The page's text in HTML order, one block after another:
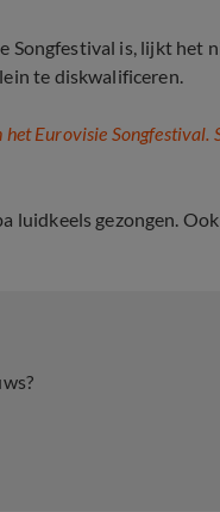
Songfestival is, lijkt het
te diskwalificeren.
Eurovisie Songfestival.
luidkeels gezongen.
Klein